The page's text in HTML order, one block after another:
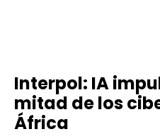
Interpol: IA
mitad de los
África